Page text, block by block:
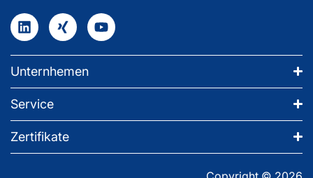
Unternhemen
Service
Zertifikate